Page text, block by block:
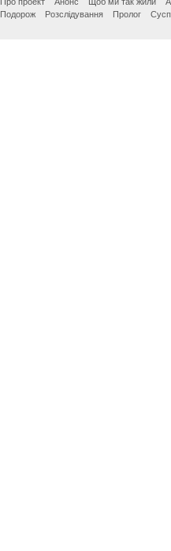
Подорож
Розслідування Пролог